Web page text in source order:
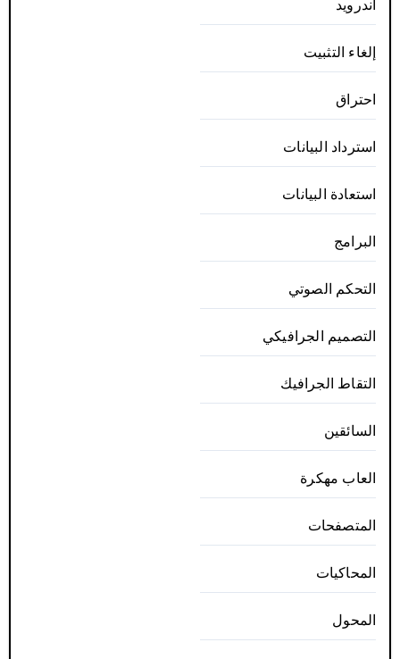
أندرويد
إلغاء التثبيت
احتراق
استرداد البيانات
استعادة البيانات
البرامج
التحكم الصوتي
التصميم الجرافيكي
التقاط الجرافيك
السائقين
العاب مهكرة
المتصفحات
المحاكيات
المحول